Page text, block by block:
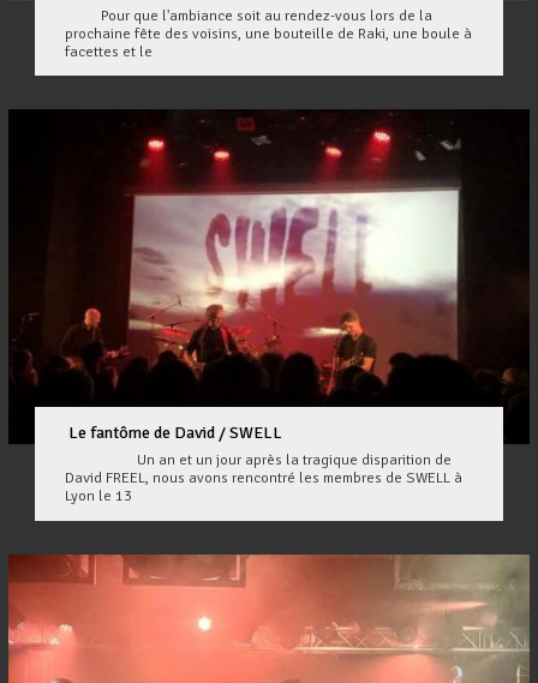
Pour que l'ambiance soit au rendez-vous lors de la
prochaine fête des voisins, une bouteille de Raki, une boule à
facettes et le
Le fantôme de David / SWELL
Un an et un jour après la tragique disparition de
David FREEL, nous avons rencontré les membres de SWELL à
Lyon le 13